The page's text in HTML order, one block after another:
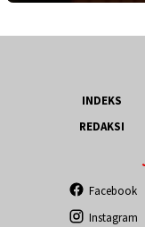
INDEKS
REDAKSI
Facebook
Instagram